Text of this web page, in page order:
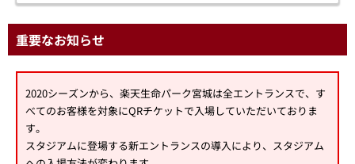
重要なお知らせ
2020シーズンから、楽天生命パーク宮城は全エントランスで、す
べてのお客様を対象にQRチケットで入場していただいておりま
す。
スタジアムに登場する新エントランスの導入により、スタジアム